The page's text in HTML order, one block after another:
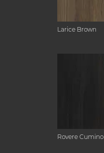
Larice Brown
Rovere Cumino